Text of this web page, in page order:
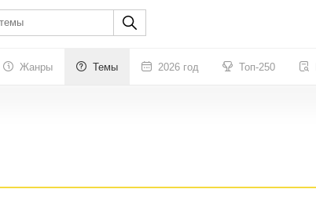
Жанры Темы 2026 год Топ-250